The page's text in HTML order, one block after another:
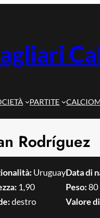
PARTITE
Rodríguez
Uruguay
1,90
destro
Data di
Peso:80
Valore